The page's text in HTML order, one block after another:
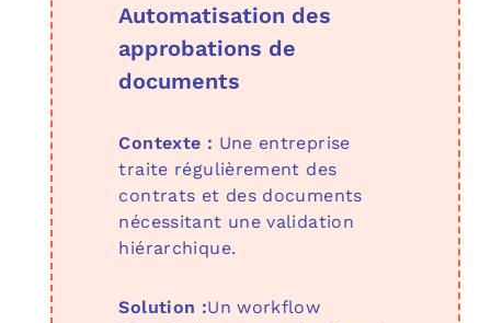
Automatisation des
approbations de
documents
Contexte : Une entreprise
traite régulièrement des
contrats et des documents
nécessitant une validation
hiérarchique.
Solution :Un workflow